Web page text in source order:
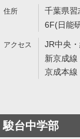
千葉県習
6F(日能
JR中央
新京成
京成本線
駿台中学部